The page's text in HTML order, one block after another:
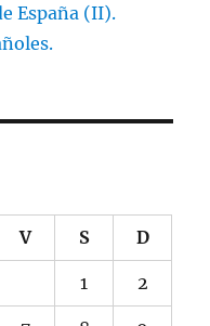
España (II).
V S D
1 2